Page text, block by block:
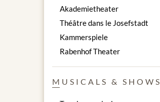
Akademietheater
Théâtre dans le Josefstadt
Kammerspiele
Rabenhof Theater
MUSICALS & SHOWS